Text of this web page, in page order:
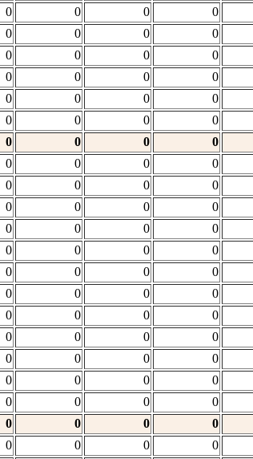
0 0 0 0
0 0 0 0
0 0 0 0
0 0 0 0
0 0 0 0
0 0 0 0
0 0 0 0
0 0 0 0
0 0 0 0
0 0 0 0
0 0 0 0
0 0 0 0
0 0 0 0
0 0 0 0
0 0 0 0
0 0 0 0
0 0 0 0
0 0 0 0
0 0 0 0
0 0 0 0
0 0 0 0